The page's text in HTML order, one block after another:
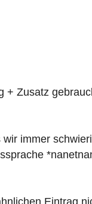
+ Zusatz
immer
Eintrag